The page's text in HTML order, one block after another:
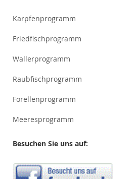
Karpfenprogramm
Friedfischprogramm
Wallerprogramm
Raubfischprogramm
Forellenprogramm
Meeresprogramm
Besuchen Sie uns auf: